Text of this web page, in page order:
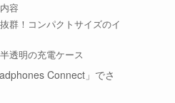
容
群！コンパクトサイズのイ
透明の充電ケース
Connect」でさ